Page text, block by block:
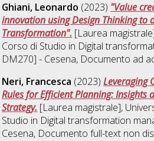
Ghiani, Leonardo (2023) "Value
innovation using Design Thinking to
Transformation". [Laurea
Corso di Studio in Digital
DM270] - Cesena, Documento ad
Neri, Francesca (2023)Leveraging
Rules for Efficient Planning: Insights
Strategy. [Laurea magistrale],
Studio in Digital transformation
Cesena, Documento full-text non